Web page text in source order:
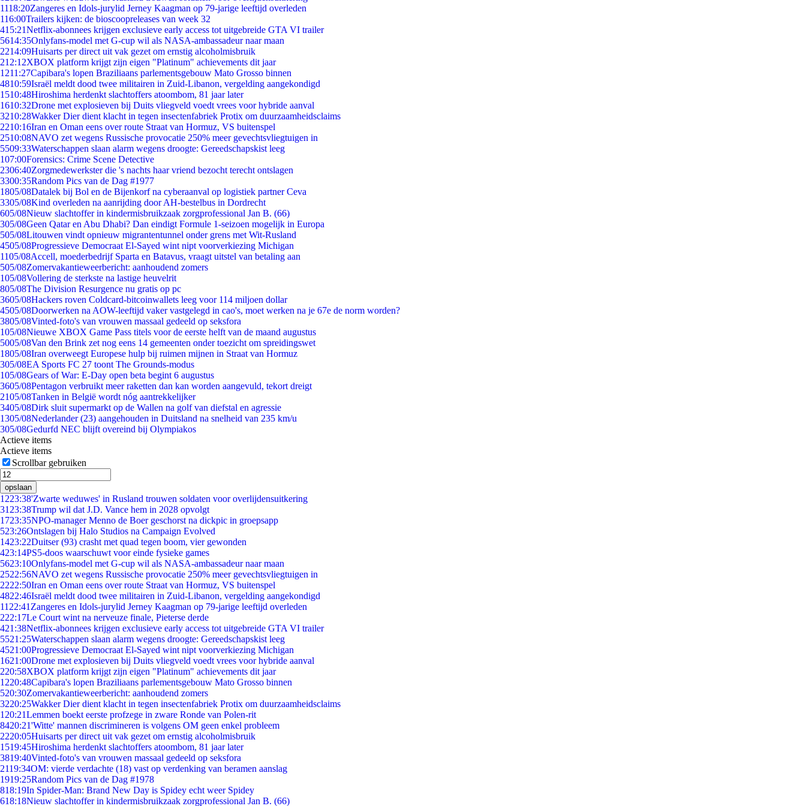
1118:20Zangeres en Idols-jurylid Jerney Kaagman op 79-jarige leeftijd overleden
116:00Trailers kijken: de bioscoopreleases van week 32
415:21Netflix-abonnees krijgen exclusieve early access tot uitgebreide GTA VI trailer
5614:35Onlyfans-model met G-cup wil als NASA-ambassadeur naar maan
2214:09Huisarts per direct uit vak gezet om ernstig alcoholmisbruik
212:12XBOX platform krijgt zijn eigen "Platinum" achievements dit jaar
1211:27Capibara's lopen Braziliaans parlementsgebouw Mato Grosso binnen
4810:59Israël meldt dood twee militairen in Zuid-Libanon, vergelding aangekondigd
1510:48Hiroshima herdenkt slachtoffers atoombom, 81 jaar later
1610:32Drone met explosieven bij Duits vliegveld voedt vrees voor hybride aanval
3210:28Wakker Dier dient klacht in tegen insectenfabriek Protix om duurzaamheidsclaims
2210:16Iran en Oman eens over route Straat van Hormuz, VS buitenspel
2510:08NAVO zet wegens Russische provocatie 250% meer gevechtsvliegtuigen in
5509:33Waterschappen slaan alarm wegens droogte: Gereedschapskist leeg
107:00Forensics: Crime Scene Detective
2306:40Zorgmedewerkster die 's nachts haar vriend bezocht terecht ontslagen
3300:35Random Pics van de Dag #1977
1805/08Datalek bij Bol en de Bijenkorf na cyberaanval op logistiek partner Ceva
3305/08Kind overleden na aanrijding door AH-bestelbus in Dordrecht
605/08Nieuw slachtoffer in kindermisbruikzaak zorgprofessional Jan B. (66)
305/08Geen Qatar en Abu Dhabi? Dan eindigt Formule 1-seizoen mogelijk in Europa
505/08Litouwen vindt opnieuw migrantentunnel onder grens met Wit-Rusland
4505/08Progressieve Democraat El-Sayed wint nipt voorverkiezing Michigan
1105/08Accell, moederbedrijf Sparta en Batavus, vraagt uitstel van betaling aan
505/08Zomervakantieweerbericht: aanhoudend zomers
105/08Vollering de sterkste na lastige heuvelrit
805/08The Division Resurgence nu gratis op pc
3605/08Hackers roven Coldcard-bitcoinwallets leeg voor 114 miljoen dollar
4505/08Doorwerken na AOW-leeftijd vaker vastgelegd in cao's, moet werken na je 67e de norm worden?
3805/08Vinted-foto's van vrouwen massaal gedeeld op seksfora
105/08Nieuwe XBOX Game Pass titels voor de eerste helft van de maand augustus
5005/08Van den Brink zet nog eens 14 gemeenten onder toezicht om spreidingswet
1805/08Iran overweegt Europese hulp bij ruimen mijnen in Straat van Hormuz
305/08EA Sports FC 27 toont The Grounds-modus
105/08Gears of War: E-Day open beta begint 6 augustus
3605/08Pentagon verbruikt meer raketten dan kan worden aangevuld, tekort dreigt
2105/08Tanken in België wordt nóg aantrekkelijker
3405/08Dirk sluit supermarkt op de Wallen na golf van diefstal en agressie
1305/08Nederlander (23) aangehouden in Duitsland na snelheid van 235 km/u
305/08Gedurfd NEC blijft overeind bij Olympiakos
Actieve items
Actieve items
Scrollbar gebruiken
opslaan
1223:38'Zwarte weduwes' in Rusland trouwen soldaten voor overlijdensuitkering
31 23:38Trump wil dat J.D. Vance hem in 2028 opvolgt
1723:35NPO-manager Menno de Boer geschorst na dickpic in groepsapp
523:26Ontslagen bij Halo Studios na Campaign Evolved
1423:22Duitser (93) crasht met quad tegen boom, vier gewonden
423:14PS5-doos waarschuwt voor einde fysieke games
5623:10Onlyfans-model met G-cup wil als NASA-ambassadeur naar maan
2522:56NAVO zet wegens Russische provocatie 250% meer gevechtsvliegtuigen in
2222:50Iran en Oman eens over route Straat van Hormuz, VS buitenspel
4822:46Israël meldt dood twee militairen in Zuid-Libanon, vergelding aangekondigd
11 22:41 Zangeres en Idols-jurylid Jerney Kaagman op 79-jarige leeftijd overleden
222:17Le Court wint na nerveuze finale, Pieterse derde
421:38Netflix-abonnees krijgen exclusieve early access tot uitgebreide GTA VI trailer
5521:25Waterschappen slaan alarm wegens droogte: Gereedschapskist leeg
4521:00Progressieve Democraat El-Sayed wint nipt voorverkiezing Michigan
1621:00Drone met explosieven bij Duits vliegveld voedt vrees voor hybride aanval
220:58XBOX platform krijgt zijn eigen "Platinum" achievements dit jaar
1220:48Capibara's lopen Braziliaans parlementsgebouw Mato Grosso binnen
520:30Zomervakantieweerbericht: aanhoudend zomers
3220:25Wakker Dier dient klacht in tegen insectenfabriek Protix om duurzaamheidsclaims
1 20:21Lemmen boekt eerste profzege in zware Ronde van Polen-rit
8420:21'Witte' mannen discrimineren is volgens OM geen enkel probleem
2220:05Huisarts per direct uit vak gezet om ernstig alcoholmisbruik
1519:45Hiroshima herdenkt slachtoffers atoombom, 81 jaar later
3819:40Vinted-foto's van vrouwen massaal gedeeld op seksfora
2119:34OM: vierde verdachte (18) vast op verdenking van beramen aanslag
1919:25Random Pics van de Dag #1978
818:19In Spider-Man: Brand New Day is Spidey echt weer Spidey
618:18Nieuw slachtoffer in kindermisbruikzaak zorgprofessional Jan B. (66)